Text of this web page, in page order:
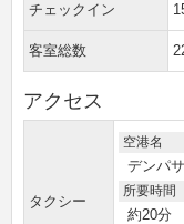
チェックイン
客室総数
アクセス
タクシー
空港名
デンパ
所要時間
約20分